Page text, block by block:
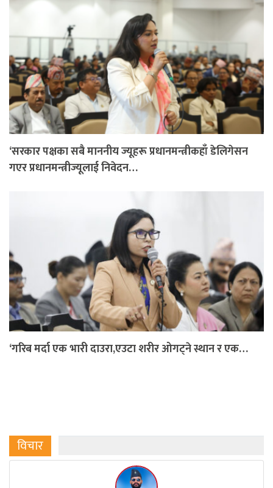
‘सरकार पक्षका सबै माननीय ज्यूहरू प्रधानमन्त्रीकहाँ डेलिगेसन
गएर प्रधानमन्त्रीज्यूलाई निवेदन…
‘गरिब मर्दा एक भारी दाउरा,एउटा शरीर ओगट्ने स्थान र एक…
विचार